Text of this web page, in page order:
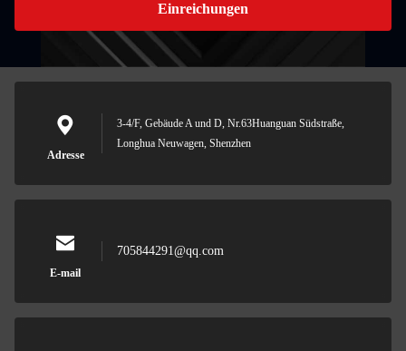
Einreichungen
Adresse
3-4/F, Gebäude A und D, Nr.63Huanguan Südstraße,
Longhua Neuwagen, Shenzhen
E-mail
705844291@qq.com